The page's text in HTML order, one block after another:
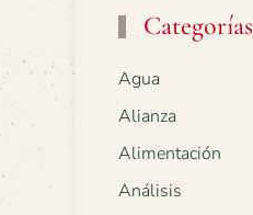
Categorías
Agua
Alianza
Alimentación
Análisis